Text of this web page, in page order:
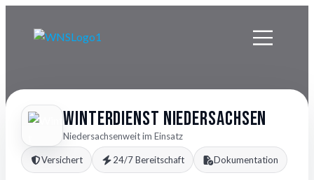
Winterdienst Niedersachsen
Niedersachsenweit im Einsatz
Versichert 24/7 Bereitschaft Dokumentation